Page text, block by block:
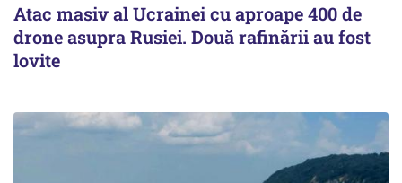
Atac masiv al Ucrainei cu aproape 400 de
drone asupra Rusiei. Două rafinării au fost
lovite